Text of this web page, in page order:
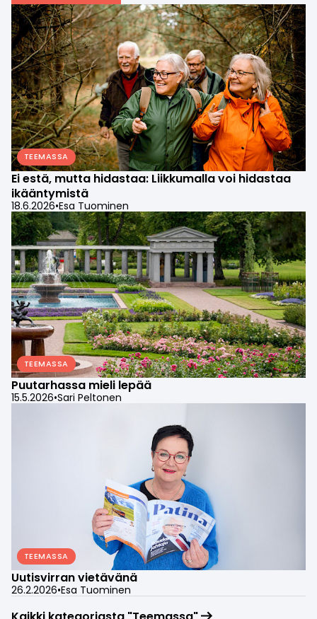
TEEMASSA
Ei estä, mutta hidastaa: Liikkumalla voi hidastaa
ikääntymistä
18.6.2026•Esa Tuominen
TEEMASSA
Puutarhassa mieli lepää
15.5.2026•Sari Peltonen
TEEMASSA
Uutisvirran vietävänä
26.2.2026•Esa Tuominen